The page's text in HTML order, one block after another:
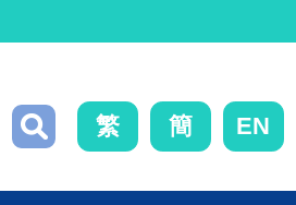
繁 簡 EN